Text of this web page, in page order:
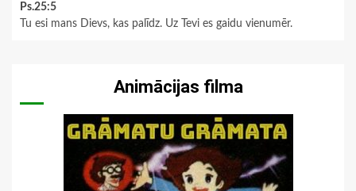
Ps.25:5
Tu esi mans Dievs, kas palīdz. Uz Tevi es gaidu vienumēr.
Animācijas filma